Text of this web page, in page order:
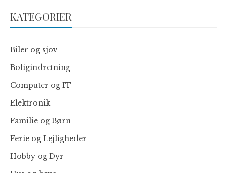
KATEGORIER
Biler og sjov
Boligindretning
Computer og IT
Elektronik
Familie og Børn
Ferie og Lejligheder
Hobby og Dyr